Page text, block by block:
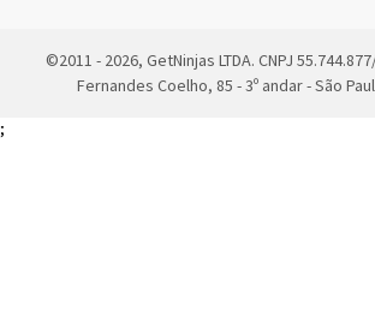
©2011 - 2026, GetNinjas LTDA. CNPJ
Fernandes Coelho, 85 - 3º andar - São
;